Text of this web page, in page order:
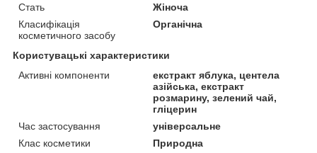
Стать
Жіноча
Класифікація
косметичного засобу
Органічна
Користувацькі характеристики
Активні компоненти
екстракт яблука, центела
азійська, екстракт
розмарину, зелений чай,
гліцерин
Час застосування
універсальне
Клас косметики
Природна